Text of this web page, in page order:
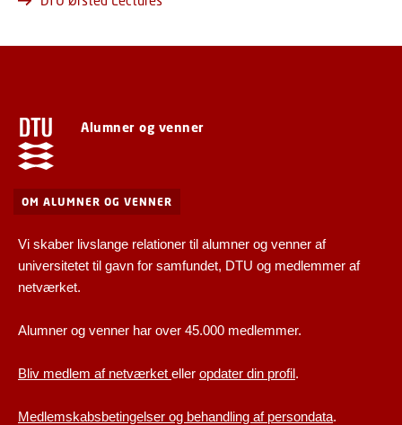
Alumner og venner
OM ALUMNER OG VENNER
Vi skaber livslange relationer til alumner og venner af
universitetet til gavn for samfundet, DTU og medlemmer af
netværket.
Alumner og venner har over 45.000 medlemmer.
Bliv medlem af netværket eller opdater din profil.
Medlemskabsbetingelser og behandling af persondata.